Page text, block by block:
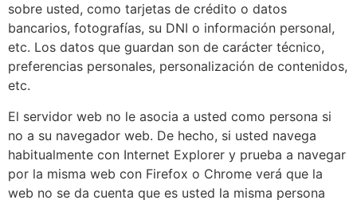
sobre usted, como tarjetas de crédito o datos
bancarios, fotografías, su DNI o información personal,
etc. Los datos que guardan son de carácter técnico,
preferencias personales, personalización de contenidos,
etc.
El servidor web no le asocia a usted como persona si
no a su navegador web. De hecho, si usted navega
habitualmente con Internet Explorer y prueba a navegar
por la misma web con Firefox o Chrome verá que la
web no se da cuenta que es usted la misma persona